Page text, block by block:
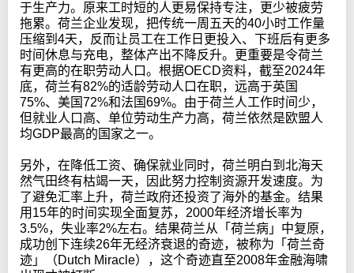
于生产力。原来工时短的人更易保持专注，更少被疲劳
拖累。荷兰企业发现，把传统一周五天的40小时工作量
压缩到4天，反而让员工在工作日更投入、下班后有更多
时间休息与充电，整体产出不降反升。更重要是令荷兰
有更高的在职劳动人口。根据OECD资料，截至2024年
底，荷兰有82%的适龄劳动人口在职，远高于英国
75%、美国72%和法国69%。由于荷兰人工作时间少，
但就业人口高、单位劳动生产力高，荷兰依然是欧盟人
均GDP最高的国家之一。
另外，在降低工资、确保就业同时，荷兰明白到北海天
然气田终有枯竭一天，因此努力控制资源开发速度。为
了避免汇率上升，荷兰政府还投资了海外的基金。结果
用15年的时间实现全面复苏，2000年经济增长率为
3.5%，失业率2%左右。结果荷兰从「荷兰病」中复原，
成功创下连续26年无经济衰退的奇迹，被称为「荷兰奇
迹」（Dutch Miracle），这个奇迹直至2008年金融海啸